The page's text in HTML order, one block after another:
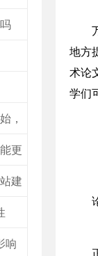
，
更
建
响
地方
术论
学们